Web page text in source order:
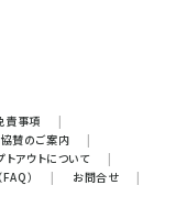
責事項
|
賛のご案内
|
トアウトについて
|
） | お問合せ
|